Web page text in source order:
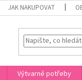
JAK NAKUPOVAT
Výtvarné potřeby